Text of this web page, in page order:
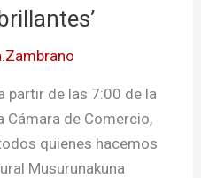
partir de las 7:00 de la
Cámara de Comercio,
quienes hacemos
Musurunakuna